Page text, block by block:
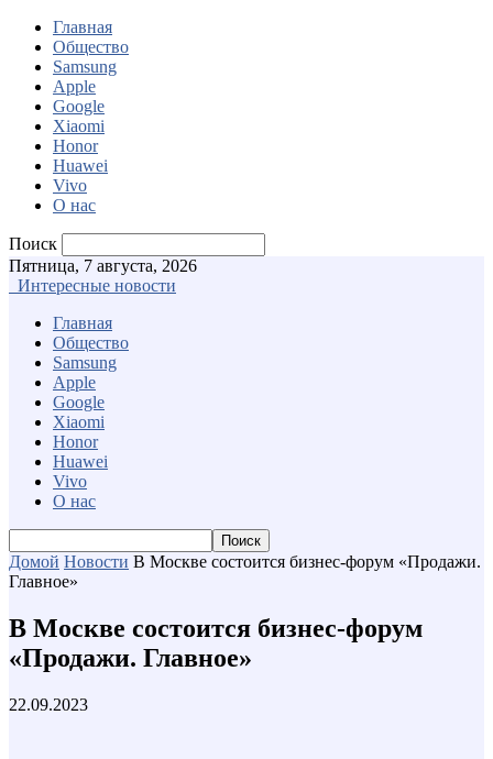
Главная
Общество
Samsung
Apple
Google
Xiaomi
Honor
Huawei
Vivo
О нас
Поиск
Пятница, 7 августа, 2026
Интересные новости
Главная
Общество
Samsung
Apple
Google
Xiaomi
Honor
Huawei
Vivo
О нас
Домой Новости В Москве состоится бизнес-форум «Продажи.
Главное»
В Москве состоится бизнес-форум
«Продажи. Главное»
22.09.2023